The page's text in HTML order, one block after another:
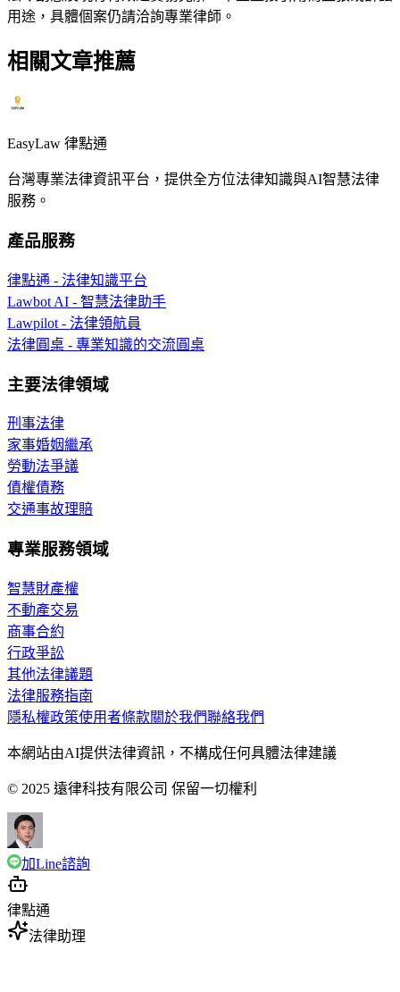
用途，具體個案仍請洽詢專業律師。
相關文章推薦
EasyLaw 律點通
台灣專業法律資訊平台，提供全方位法律知識與AI智慧法律
服務。
產品服務
律點通 - 法律知識平台
Lawbot AI - 智慧法律助手
Lawpilot - 法律領航員
法律圓桌 - 專業知識的交流圓桌
主要法律領域
刑事法律
家事婚姻繼承
勞動法爭議
債權債務
交通事故理賠
專業服務領域
智慧財產權
不動產交易
商事合約
行政爭訟
其他法律議題
法律服務指南
隱私權政策使用者條款關於我們聯絡我們
本網站由AI提供法律資訊，不構成任何具體法律建議
© 2025 遠律科技有限公司 保留一切權利
加Line諮詢
律點通
法律助理